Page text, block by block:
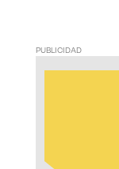
PUBLICIDAD